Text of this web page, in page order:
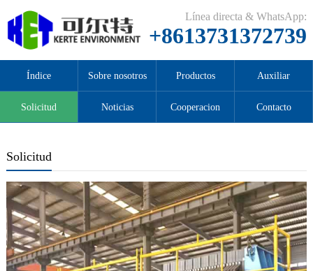
Línea directa & WhatsApp:
+8613731372739
Índice Sobre nosotros Productos Auxiliar
Solicitud Noticias Cooperacion Contacto
Solicitud